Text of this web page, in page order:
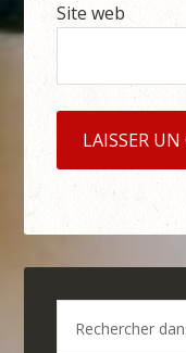
Site web